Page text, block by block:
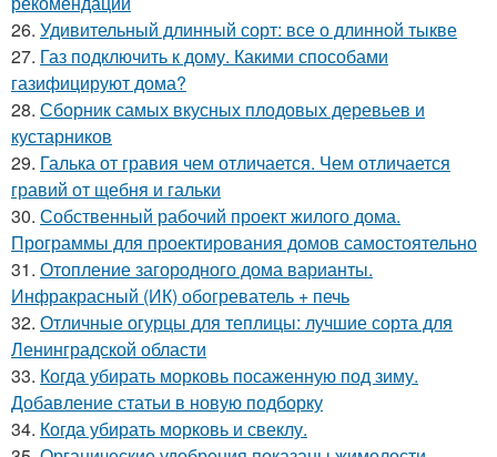
26. Удивительный длинный сорт: все о длинной тыкве
27. Газ подключить к дому. Какими способами
газифицируют дома?
28. Сборник самых вкусных плодовых деревьев и
кустарников
29. Галька от гравия чем отличается. Чем отличается
гравий от щебня и гальки
30. Собственный рабочий проект жилого дома.
Программы для проектирования домов самостоятельно
31. Отопление загородного дома варианты.
Инфракрасный (ИК) обогреватель + печь
32. Отличные огурцы для теплицы: лучшие сорта для
Ленинградской области
33. Когда убирать морковь посаженную под зиму.
Добавление статьи в новую подборку
34. Когда убирать морковь и свеклу.